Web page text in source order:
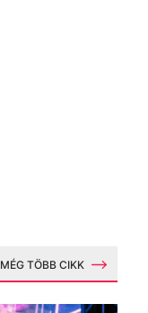
MÉG TÖBB CIKK